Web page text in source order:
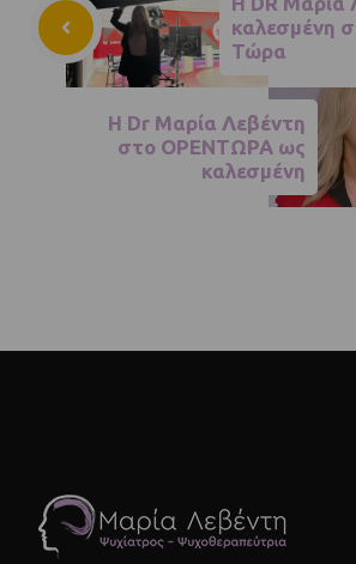
καλεσμένη
Τώρα
Η Dr Μαρία Λεβέντη
στο OPENΤΩΡΑ ως
καλεσμένη